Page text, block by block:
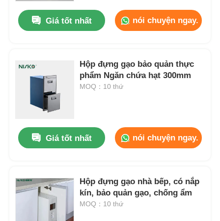
Giá tốt nhất nói chuyện ngay.
Hộp đựng gạo bảo quản thực
phẩm Ngăn chứa hạt 300mm
MOQ：10 thứ
Giá tốt nhất nói chuyện ngay.
Hộp đựng gạo nhà bếp, có nắp
kín, bảo quản gạo, chống ẩm
MOQ：10 thứ